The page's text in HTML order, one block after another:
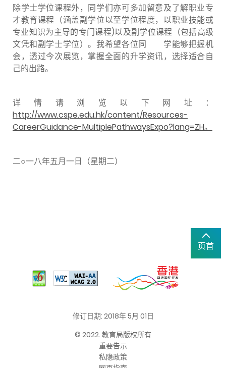
除学士学位课程外，同学们亦可多加留意及了解职业专
才教育课程（涵盖副学位以至学位程度，以职业技能或
专业知识为主导的专门课程)以及副学位课程（包括高级
文凭和副学士学位）。我希望各位同 学能够把握机
会，透过今次展览，掌握全面的升学资讯，选择适合自
己的出路。
详情请浏览以下网址：
http://www.cspe.edu.hk/content/Resources-
CareerGuidance-MultiplePathwaysExpo?lang=ZH。
二○一八年五月一日（星期二）
页首
修订日期: 2018年 5月 01日
© 2022. 教育局版权所有
重要告示
私隐政策